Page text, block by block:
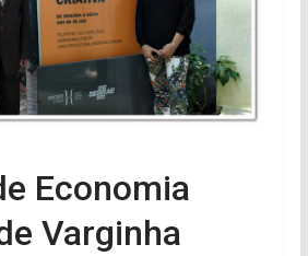
Economia
Varginha